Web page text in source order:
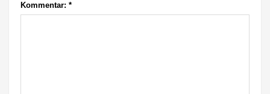
Kommentar: *